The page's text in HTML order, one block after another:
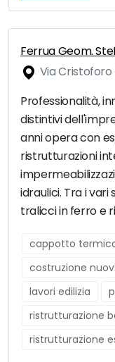
Ferrua Geom.
Via Cristoforo
Professionalità,
distintivi
anni opera con
ristrutturazioni
idraulici. Tra i
tralicci in ferro e
cappotto
costruzione
lavori edilizia
ristrutturazione
ristrutturazione